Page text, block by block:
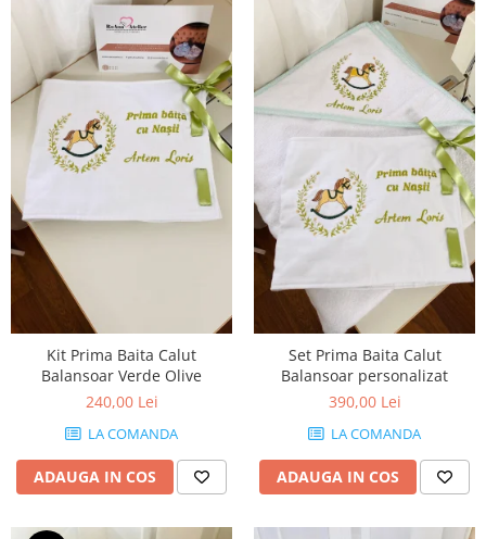
Kit Prima Baita Calut
Balansoar Verde Olive
240,00 Lei
LA COMANDA
ADAUGA IN COS
Set Prima Baita Calut
Balansoar personalizat
390,00 Lei
LA COMANDA
ADAUGA IN COS